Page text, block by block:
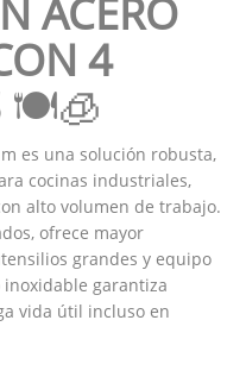
ACERO
4
🍽️🧊
es una solución robusta,
cocinas industriales,
alto volumen de trabajo.
ofrece mayor
grandes y equipo
inoxidable garantiza
vida útil incluso en